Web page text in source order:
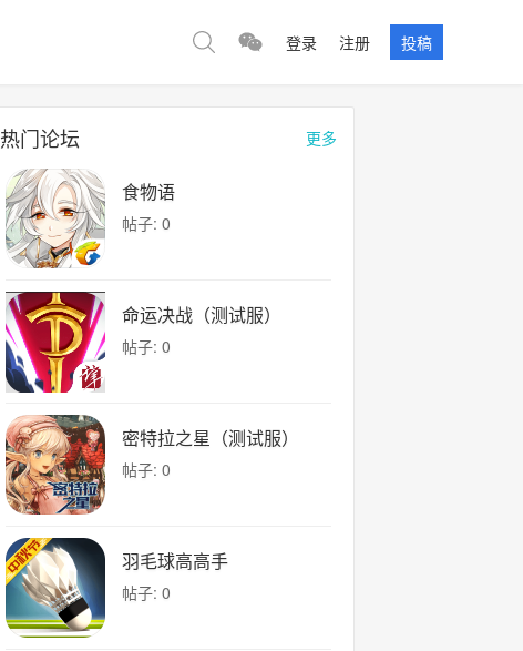
登录 注册 投稿
更多
热门论坛
食物语
帖子: 0
命运决战（测试服）
帖子: 0
密特拉之星（测试服）
帖子: 0
羽毛球高高手
帖子: 0